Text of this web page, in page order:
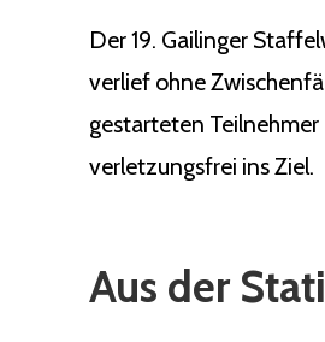
Der 19. Gailinger
verlief ohne
gestarteten Teilnehmer
verletzungsfrei ins Ziel.
Aus der